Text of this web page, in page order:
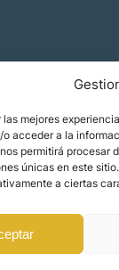
las mejores
o acceder a la
permitirá procesar
únicas en este
a ciertas